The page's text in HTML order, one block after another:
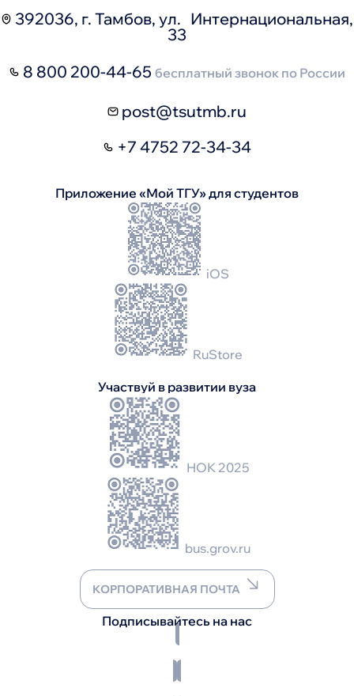
392036, г. Тамбов, ул. Интернациональная,
33
8 800 200-44-65 бесплатный звонок по России
post@tsutmb.ru
+7 4752 72-34-34
Приложение «Мой ТГУ» для студентов
iOS
RuStore
Участвуй в развитии вуза
НОК 2025
bus.grov.ru
КОРПОРАТИВНАЯ ПОЧТА
Подписывайтесь на нас